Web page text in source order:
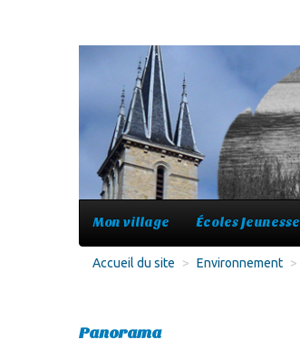
Mon village Écoles Jeunesse
Accueil du site > Environnement >
Panorama